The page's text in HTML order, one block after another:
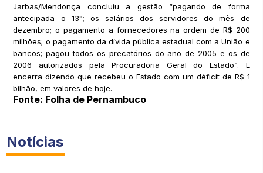
Jarbas/Mendonça concluiu a gestão “pagando de forma
antecipada o 13°; os salários dos servidores do mês de
dezembro; o pagamento a fornecedores na ordem de R$ 200
milhões; o pagamento da dívida pública estadual com a União e
bancos; pagou todos os precatórios do ano de 2005 e os de
2006 autorizados pela Procuradoria Geral do Estado”. E
encerra dizendo que recebeu o Estado com um déficit de R$ 1
bilhão, em valores de hoje.
Fonte: Folha de Pernambuco
Notícias